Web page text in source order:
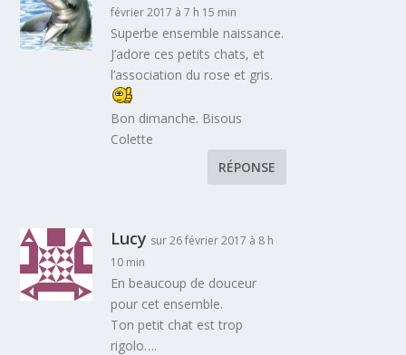
février 2017 à 7 h 15 min
Superbe ensemble naissance.
J’adore ces petits chats, et
l’association du rose et gris.
Bon dimanche. Bisous
Colette
RÉPONSE
Lucy sur 26 février 2017 à 8 h
10 min
En beaucoup de douceur
pour cet ensemble.
Ton petit chat est trop
rigolo….